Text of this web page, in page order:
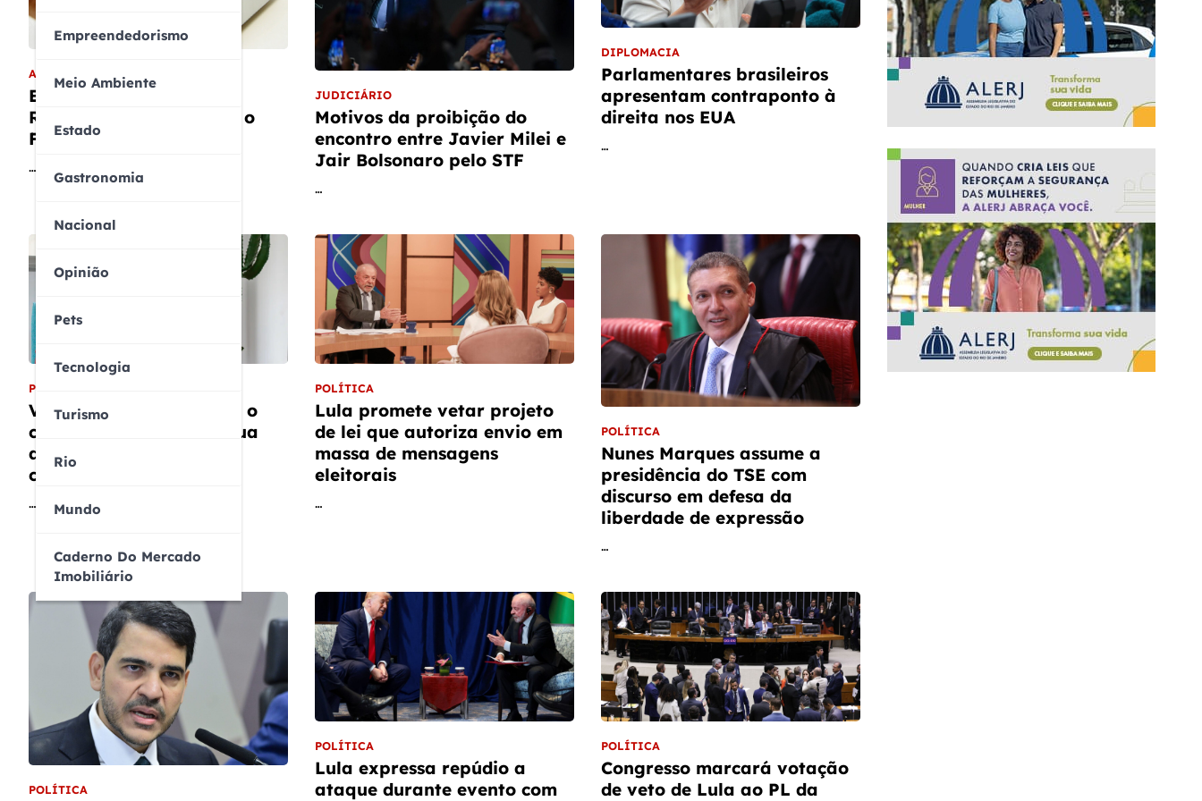
Empreendedorismo
Meio Ambiente
Estado
Gastronomia
Nacional
Opinião
Pets
Tecnologia
Turismo
Rio
Mundo
Caderno Do Mercado
Imobiliário
ARTIGO
Eleições 2026: Do Voto
Restrito à Democracia e o
Futuro do Brasil
…
JUDICIÁRIO
Motivos da proibição do
encontro entre Javier Milei e
Jair Bolsonaro pelo STF
…
DIPLOMACIA
Parlamentares brasileiros
apresentam contraponto à
direita nos EUA
…
POLÍTICA
Vladimir Safatle analisa o
conceito de fascismo e sua
aplicação na
contemporaneidade
…
POLÍTICA
Lula promete vetar projeto
de lei que autoriza envio em
massa de mensagens
eleitorais
…
POLÍTICA
Nunes Marques assume a
presidência do TSE com
discurso em defesa da
liberdade de expressão
…
POLÍTICA
POLÍTICA
Lula expressa repúdio a
ataque durante evento com
POLÍTICA
Congresso marcará votação
de veto de Lula ao PL da